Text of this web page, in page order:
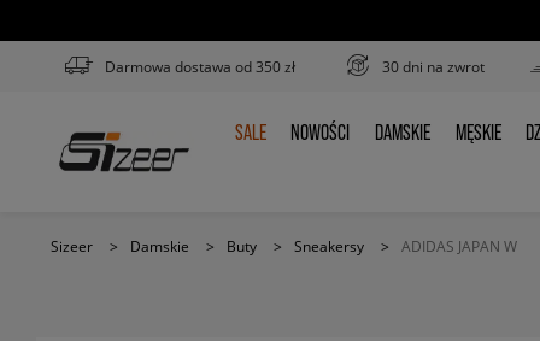
Darmowa dostawa od 350 zł 30 dni na zwrot
SALE
SALE NOWOŚCI
NOWOŚCI DAMSKIE
DAMSKIE MĘSKIE
MĘSKIE
Sizeer > Damskie > Buty > Sneakersy > ADIDAS JAPAN W